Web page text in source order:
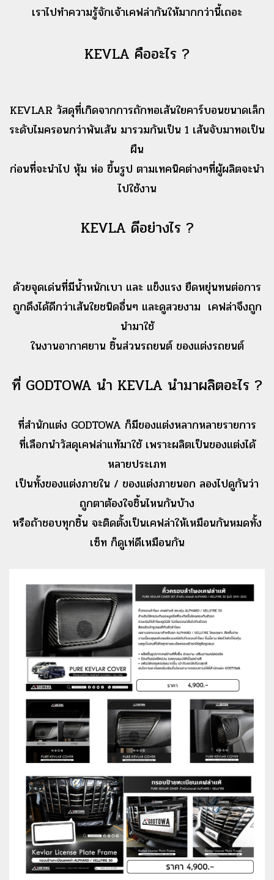
เราไปทำความรู้จักเจ้าเคฟล่ากันให้มากกว่านี้เถอะ
KEVLA คืออะไร ?
KEVLAR วัสดุที่เกิดจากการถักทอเส้นใยคาร์บอนขนาดเล็ก
ระดับไมครอนกว่าพันเส้น มารวมกันเป็น 1 เส้นจับมาทอเป็น
ผืน
ก่อนที่จะนำไป หุ้ม ห่อ ขึ้นรูป ตามเทคนิคต่างๆที่ผู้ผลิตจะนำ
ไปใช้งาน
KEVLA ดีอย่างไร ?
ด้วยจุดเด่นที่มีน้ำหนักเบา และ แข็งแรง ยืดหยุ่นทนต่อการ
ถูกดึงได้ดีกว่าเส้นใยชนิดอื่นๆ และดูสวยงาม เคฟล่าจึงถูก
นำมาใช้
ในงานอากาศยาน ชิ้นส่วนรถยนต์ ของแต่งรถยนต์
ที่ GODTOWA นำ KEVLA นำมาผลิตอะไร ?
ที่สำนักแต่ง GODTOWA ก็มีของแต่งหลากหลายรายการ
ที่เลือกนำวัสดุเคฟล่าแท้มาใช้ เพราะผลิตเป็นของแต่งได้
หลายประเภท
เป็นทั้งของแต่งภายใน / ของแต่งภายนอก ลองไปดูกันว่า
ถูกตาต้องใจชิ้นไหนกันบ้าง
หรือถ้าชอบทุกชิ้น จะติดตั้งเป็นเคฟล่าให้เหมือนกันหมดทั้ง
เซ็ท ก็ดูเท่ดีเหมือนกัน